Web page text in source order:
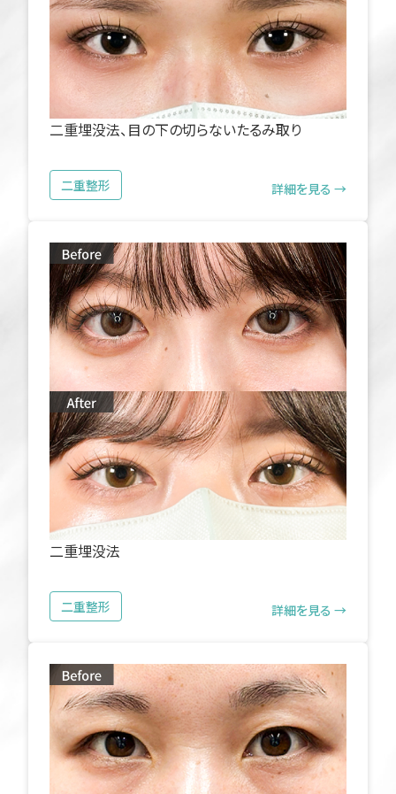
二重埋没法、目の下の切らないたるみ取り
二重整形 詳細を見る →
二重埋没法
二重整形 詳細を見る →